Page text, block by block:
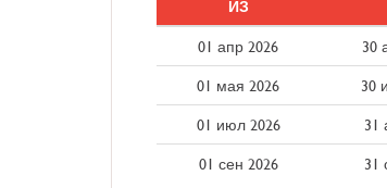
ИЗ
01 апр 2026 30
01 мая 2026
30
01 июл 2026
31
01 сен 2026
31